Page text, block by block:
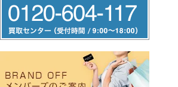
リ
ー
ヤ